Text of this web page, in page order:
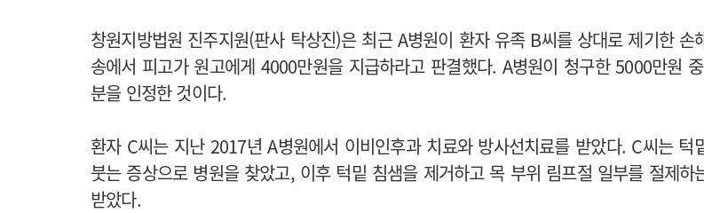
창원지방법원 진주지원(판사 탁상진)은 최근 A병원이 환자 유족 B씨를 상대로 제기한 손
송에서 피고가 원고에게 4000만원을 지급하라고 판결했다. A병원이 청구한 5000만원
분을 인정한 것이다.
환자 C씨는 지난 2017년 A병원에서 이비인후과 치료와 방사선치료를 받았다. C씨는 턱
붓는 증상으로 병원을 찾았고, 이후 턱밑 침샘을 제거하고 목 부위 림프절 일부를 절제하
받았다.